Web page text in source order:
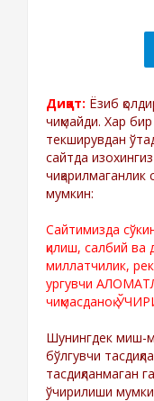
Диққат: Ёзиб
чиқмайди. Хар
текширувдан
сайтда
чиқарилмаганлик
мумкин:
Сайтимизда
қилиш, салбий ва
миллатчилик,
ургувчи
чиқмасданоқ
Шунингдек миш-
бўлгувчи
тасдиқланмаган
ўчирилиши